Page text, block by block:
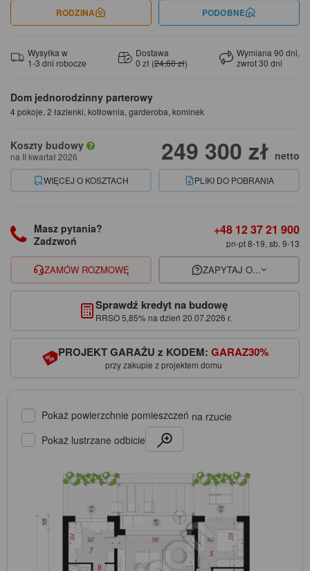
Dom jednorodzinny parterowy
4 pokoje, 2 łazienki, kotłownia, garderoba, kominek
Koszty budowy
na II kwartał 2026 249 300 zł netto
WIĘCEJ O KOSZTACH PLIKI DO POBRANIA
RODZINA PODOBNE
Wysyłka w
1-3 dni robocze
Dostawa
0 zł (24,60 zł)
Wymiana 90 dni,
zwrot 30 dni
Masz pytania?
Zadzwoń
+48 12 37 21 900
pn-pt 8-19, sb. 9-13
ZAMÓW ROZMOWĘ ZAPYTAJ O...
Sprawdź kredyt na budowę
RRSO 5,85% na dzień 20.07.2026 r.
PROJEKT GARAŻU z KODEM: GARAZ30%
przy zakupie z projektem domu
Pokaż powierzchnie pomieszczeń na rzucie
Pokaż lustrzane odbicie